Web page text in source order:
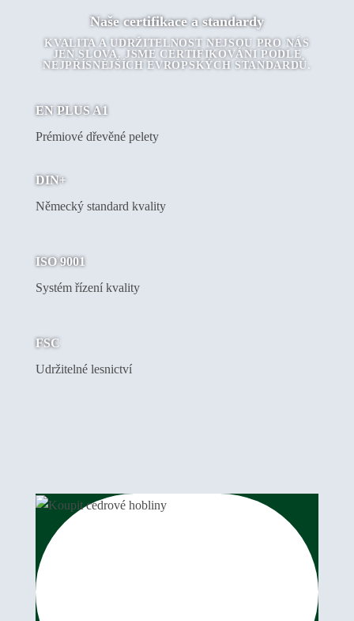
Naše certifikace a standardy
KVALITA A UDRŽITELNOST NEJSOU PRO NÁS
JEN SLOVA. JSME CERTIFIKOVÁNI PODLE
NEJPŘÍSNĚJŠÍCH EVROPSKÝCH STANDARDŮ.
EN PLUS A1
Prémiové dřevěné pelety
DIN+
Německý standard kvality
ISO 9001
Systém řízení kvality
FSC
Udržitelné lesnictví